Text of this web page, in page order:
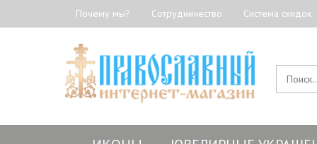
Почему мы? Сотрудничество Система скидок